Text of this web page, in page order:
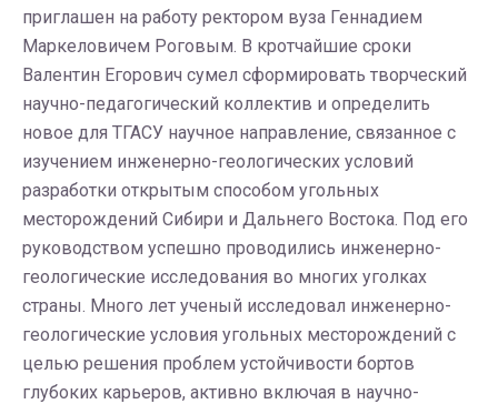
приглашен на работу ректором вуза Геннадием
Маркеловичем Роговым. В кротчайшие сроки
Валентин Егорович сумел сформировать творческий
научно-педагогический коллектив и определить
новое для ТГАСУ научное направление, связанное с
изучением инженерно-геологических условий
разработки открытым способом угольных
месторождений Сибири и Дальнего Востока. Под его
руководством успешно проводились инженерно-
геологические исследования во многих уголках
страны. Много лет ученый исследовал инженерно-
геологические условия угольных месторождений с
целью решения проблем устойчивости бортов
глубоких карьеров, активно включая в научно-